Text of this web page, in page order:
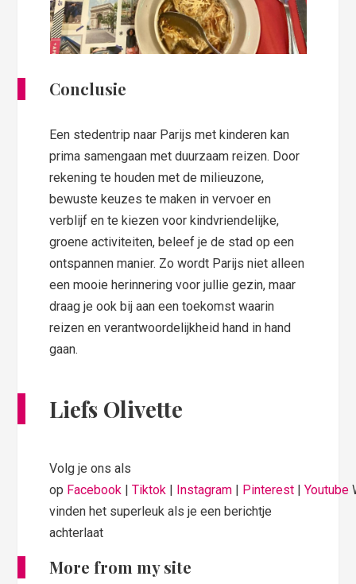
Conclusie
Een stedentrip naar Parijs met kinderen kan
prima samengaan met duurzaam reizen. Door
rekening te houden met de milieuzone,
bewuste keuzes te maken in vervoer en
verblijf en te kiezen voor kindvriendelijke,
groene activiteiten, beleef je de stad op een
ontspannen manier. Zo wordt Parijs niet alleen
een mooie herinnering voor jullie gezin, maar
draag je ook bij aan een toekomst waarin
reizen en verantwoordelijkheid hand in hand
gaan.
Liefs Olivette
Volg je ons als
op Facebook |Tiktok | Instagram | Pinterest |Youtube
vinden het superleuk als je een berichtje
achterlaat
More from my site